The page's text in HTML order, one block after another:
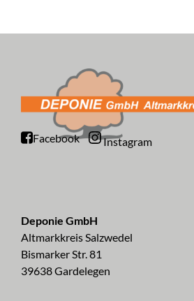
Facebook Instagram
Deponie GmbH
Altmarkkreis Salzwedel
Bismarker Str. 81
39638 Gardelegen